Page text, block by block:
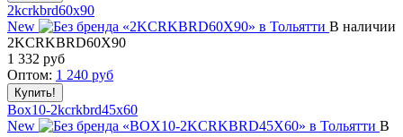
2kcrkbrd60x90
New
В наличии
2KCRKBRD60X90
1 332 руб
Оптом: 1 240 руб
Box10-2kcrkbrd45x60
New
В